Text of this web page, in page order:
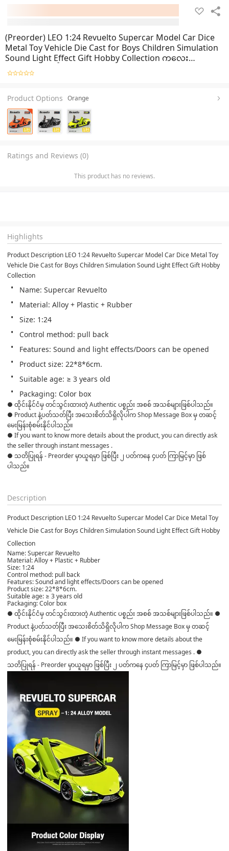
(Preorder) LEO 1:24 Revuelto Supercar Model Car Dice
Metal Toy Vehicle Die Cast for Boys Children Simulation
Sound Light Effect Gift Hobby Collection ကလေး
ကစားစရာအရုပ်
Product Options Orange
Ratings and Reviews (0)
This product has no reviews.
Highlights
Product Description LEO 1:24 Revuelto Supercar Model Car Dice Metal Toy
Vehicle Die Cast for Boys Children Simulation Sound Light Effect Gift Hobby
Collection
Name: Supercar Revuelto
Material: Alloy + Plastic + Rubber
Size: 1:24
Control method: pull back
Features: Sound and light effects/Doors can be opened
Product size: 22*8*6cm.
Suitable age: ≥ 3 years old
Packaging: Color box
● ထိုင်းနိုင်ငံမှ တင်သွင်းထားတဲ့ Authentic ပစ္စည်း အစစ် အသစ်များဖြစ်ပါသည်။
● Product နဲ့ပတ်သတ်ပြီး အသေးစိတ်သိရှိလိုပါက Shop Message Box မှ တဆင့်
မေးမြန်းစုံစမ်းနိုင်ပါသည်။
● If you want to know more details about the product, you can directly ask
the seller through instant messages .
● သတိပြုရန် - Preorder မှာယူရမှာ ဖြစ်ပြီး ၂ ပတ်ကနေ ၄ပတ် ကြာမြင့်မှာ ဖြစ်
ပါသည်။
Description
Product Description LEO 1:24 Revuelto Supercar Model Car Dice Metal Toy
Vehicle Die Cast for Boys Children Simulation Sound Light Effect Gift Hobby
Collection
Name: Supercar Revuelto
Material: Alloy + Plastic + Rubber
Size: 1:24
Control method: pull back
Features: Sound and light effects/Doors can be opened
Product size: 22*8*6cm.
Suitable age: ≥ 3 years old
Packaging: Color box
● ထိုင်းနိုင်ငံမှ တင်သွင်းထားတဲ့ Authentic ပစ္စည်း အစစ် အသစ်များဖြစ်ပါသည်။ ●
Product နဲ့ပတ်သတ်ပြီး အသေးစိတ်သိရှိလိုပါက Shop Message Box မှ တဆင့်
မေးမြန်းစုံစမ်းနိုင်ပါသည်။ ● If you want to know more details about the
product, you can directly ask the seller through instant messages . ●
သတိပြုရန် - Preorder မှာယူရမှာ ဖြစ်ပြီး ၂ ပတ်ကနေ ၄ပတ် ကြာမြင့်မှာ ဖြစ်ပါသည်။